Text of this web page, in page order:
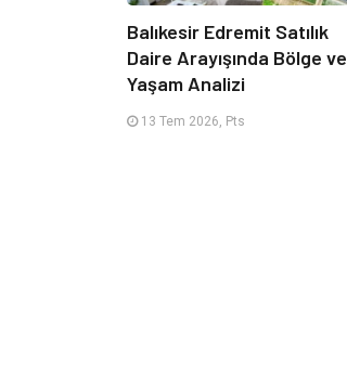
Balıkesir Edremit Satılık
Daire Arayışında Bölge ve
Yaşam Analizi
13 Tem 2026, Pts